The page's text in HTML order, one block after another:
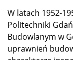
W latach 1952-
Politechniki
Budowlanym w
uprawnień